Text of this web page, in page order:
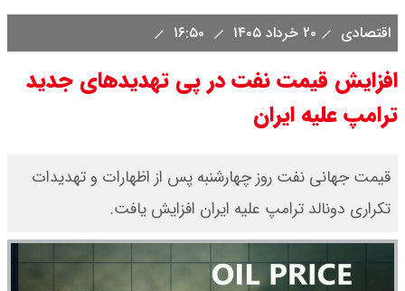
اقتصادی ۲۰ خرداد ۱۴۰۵
افزایش قیمت نفت در پی تهدیدهای جدید
ترامپ علیه ایران
قیمت جهانی نفت روز چهارشنبه پس از اظهارات و تهدیدات
تکراری دونالد ترامپ علیه ایران افزایش یافت.